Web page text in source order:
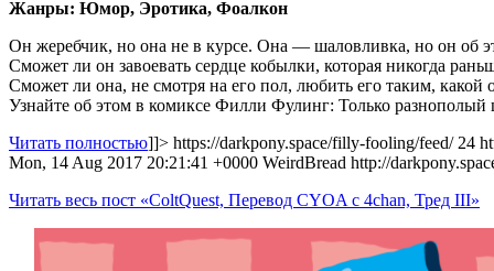
Жанры: Юмор, Эротика, Фоалкон
Он жеребчик, но она не в курсе. Она — шаловливка, но он об
Сможет ли он завоевать сердце кобылки, которая никогда
Сможет ли она, не смотря на его пол, любить его таким, какой
Узнайте об этом в комиксе Филли Фулинг: Только
Читать полностью]]> https://darkpony.space/filly-fooling/feed/ 24
Mon, 14 Aug 2017 20:21:41 +0000 WeirdBread http://
Читать весь пост «ColtQuest, Перевод CYOA с 4chan, Тред III»